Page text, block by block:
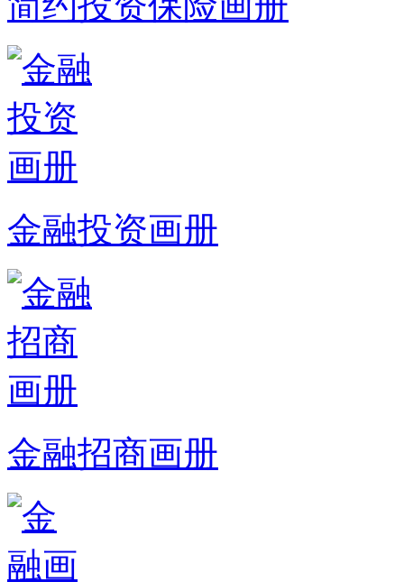
金融投资画册
金融招商画册